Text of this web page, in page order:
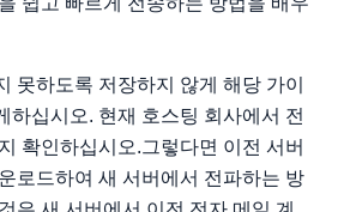
못하도록 저장하지 않게 해당 가이
하십시오. 현재 호스팅 회사에서 전
확인하십시오.그렇다면 이전 서버
로드하여 새 서버에서 전파하는 방